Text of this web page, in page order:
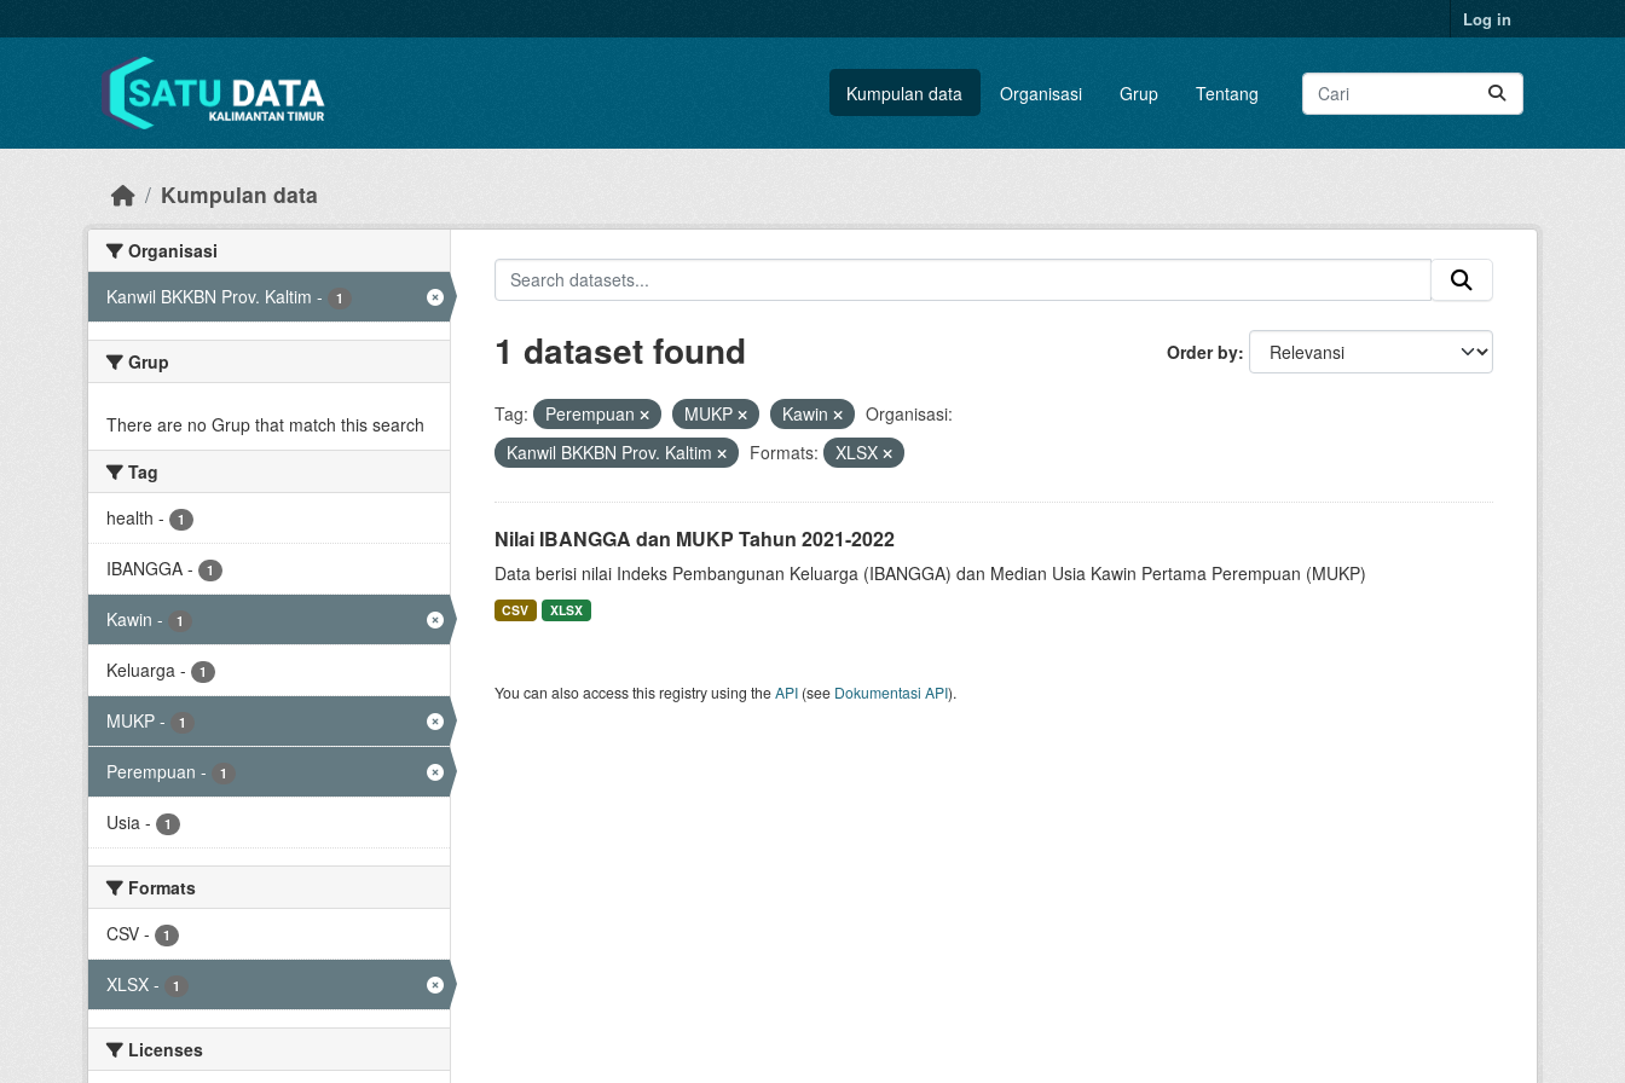
Log in
Kumpulan data Organisasi Grup Tentang
Kumpulan data
Organisasi
Kanwil BKKBN Prov. Kaltim - 1
Grup
There are no Grup that match this search
Tag
health - 1
IBANGGA - 1
Kawin - 1
Keluarga - 1
MUKP - 1
Perempuan - 1
Usia - 1
Formats
CSV - 1
XLSX - 1
Licenses
Order by
1 dataset found
Tag: Perempuan MUKP Kawin
Organisasi:
Kanwil BKKBN Prov. Kaltim
Formats: XLSX
Nilai IBANGGA dan MUKP Tahun 2021-2022
Data berisi nilai Indeks Pembangunan Keluarga (IBANGGA) dan Median Usia Kawin Pertama Perempuan (MUKP)
CSV XLSX
You can also access this registry using theAPI(see Dokumentasi API).